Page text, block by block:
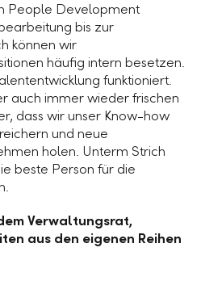
People Development
bis zur
können wir
häufig intern besetzen.
funktioniert.
auch immer wieder frischen
dass wir unser Know-how
und neue
holen. Unterm Strich
beste Person für die
Verwaltungsrat,
aus den eigenen Reihen